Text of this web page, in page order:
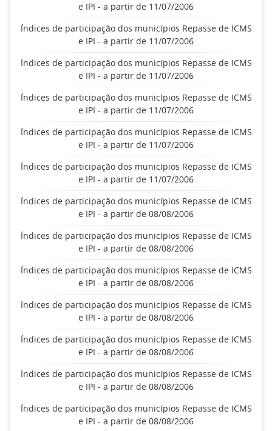
e IPI - a partir de 11/07/2006
Índices de participação dos municípios Repasse de ICMS
e IPI - a partir de 11/07/2006
Índices de participação dos municípios Repasse de ICMS
e IPI - a partir de 11/07/2006
Índices de participação dos municípios Repasse de ICMS
e IPI - a partir de 11/07/2006
Índices de participação dos municípios Repasse de ICMS
e IPI - a partir de 11/07/2006
Índices de participação dos municípios Repasse de ICMS
e IPI - a partir de 11/07/2006
Índices de participação dos municípios Repasse de ICMS
e IPI - a partir de 08/08/2006
Índices de participação dos municípios Repasse de ICMS
e IPI - a partir de 08/08/2006
Índices de participação dos municípios Repasse de ICMS
e IPI - a partir de 08/08/2006
Índices de participação dos municípios Repasse de ICMS
e IPI - a partir de 08/08/2006
Índices de participação dos municípios Repasse de ICMS
e IPI - a partir de 08/08/2006
Índices de participação dos municípios Repasse de ICMS
e IPI - a partir de 08/08/2006
Índices de participação dos municípios Repasse de ICMS
e IPI - a partir de 08/08/2006